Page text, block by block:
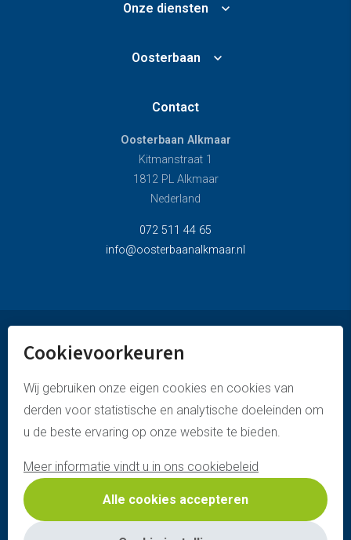
Onze diensten
Oosterbaan
Contact
Oosterbaan Alkmaar
Kitmanstraat 1
1812 PL Alkmaar
Nederland
072 511 44 65
info@oosterbaanalkmaar.nl
© oosterbaan alkmaar
privacyverklaring
disclaimer & copyright
cookies policy
website door webstart
Cookievoorkeuren
Wij gebruiken onze eigen cookies en cookies van
derden voor statistische en analytische doeleinden om
u de beste ervaring op onze website te bieden.
Meer informatie vindt u in ons cookiebeleid
Alle cookies accepteren